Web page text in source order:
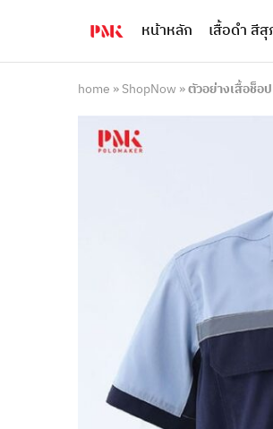
PMK
ผู้
ผลิต
สินค้า
สร้าง
แบรนด์
เสื้อ
ผู้
เสื้อ
โปโล
ยูนิฟอร์ม
บริษัท
มาตรฐาน
ISO9001
หน้าหลัก เสื้อดำ สี
home »ShopNow »ตัวอย่างเสื้อช็อ